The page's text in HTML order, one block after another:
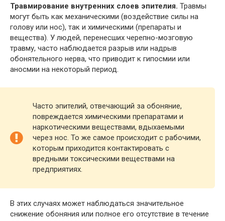
Травмирование внутренних слоев эпителия. Травмы
могут быть как механическими (воздействие силы на
голову или нос), так и химическими (препараты и
вещества). У людей, перенесших черепно-мозговую
травму, часто наблюдается разрыв или надрыв
обонятельного нерва, что приводит к гипосмии или
аносмии на некоторый период.
Часто эпителий, отвечающий за обоняние,
повреждается химическими препаратами и
наркотическими веществами, вдыхаемыми
через нос. То же самое происходит с рабочими,
которым приходится контактировать с
вредными токсическими веществами на
предприятиях.
В этих случаях может наблюдаться значительное
снижение обоняния или полное его отсутствие в течение